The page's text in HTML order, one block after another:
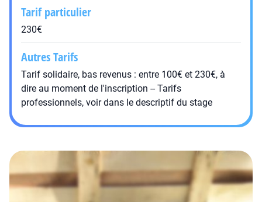
Tarif particulier
230€
Autres Tarifs
Tarif solidaire, bas revenus : entre 100€ et 230€, à
dire au moment de l'inscription -- Tarifs
professionnels, voir dans le descriptif du stage